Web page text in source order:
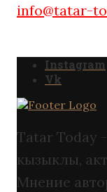
info@tatar-
Instagram
Vk
Tatar Today
кызыклы,
Мнение